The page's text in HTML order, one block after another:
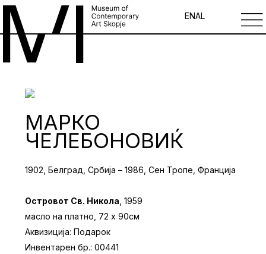
ENAL
МАРКО
ЧЕЛЕБОНОВИЌ
1902, Белград, Србија – 1986, Сен Тропе, Франција
Островот Св. Никола , 1959
масло на платно, 72 х 90см
Аквизиција: Подарок
Инвентарен бр.: 00441